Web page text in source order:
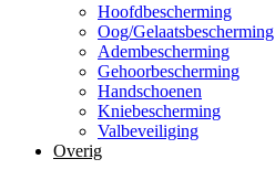
Hoofdbescherming
Oog/Gelaatsbescherming
Adembescherming
Gehoorbescherming
Handschoenen
Kniebescherming
Valbeveiliging
Overig